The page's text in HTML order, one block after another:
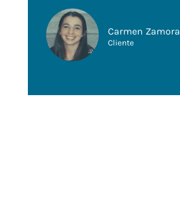
Carmen Zamora
Cliente